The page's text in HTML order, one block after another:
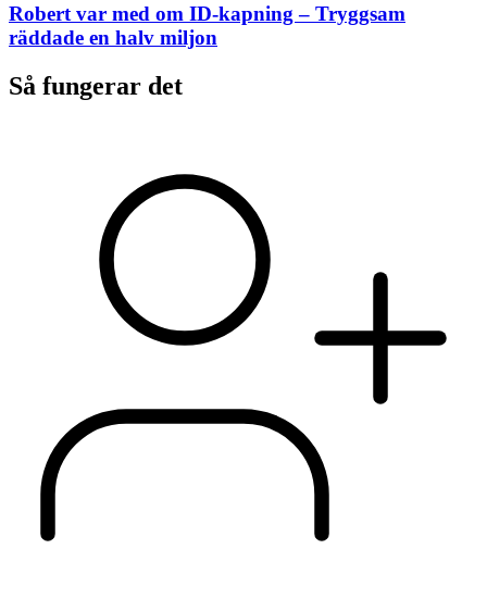
Robert var med om ID-kapning – Tryggsam
räddade en halv miljon
Så fungerar det